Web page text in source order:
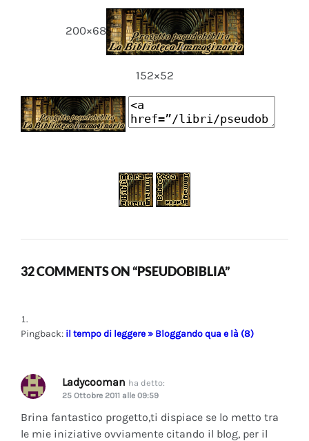
200×68
152×52
32 COMMENTS ON “PSEUDOBIBLIA”
Pingback: il tempo di leggere » Bloggando qua e là (8)
Ladycooman ha detto:
25 Ottobre 2011 alle 09:59
Brina fantastico progetto,ti dispiace se lo metto tra
le mie iniziative ovviamente citando il blog, per il